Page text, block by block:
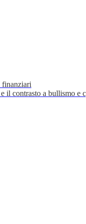
finanziari
il contrasto a bullismo e